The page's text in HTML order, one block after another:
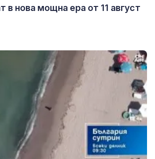
в нова мощна ера от 11 август